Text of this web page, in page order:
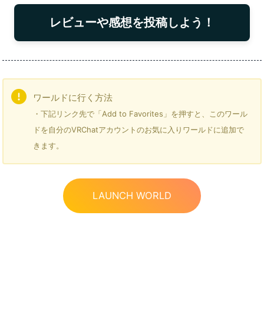
レビューや感想を投稿しよう！
ワールドに行く方法
・下記リンク先で「Add to Favorites」を押すと、このワール
ドを自分のVRChatアカウントのお気に入りワールドに追加で
きます。
LAUNCH WORLD